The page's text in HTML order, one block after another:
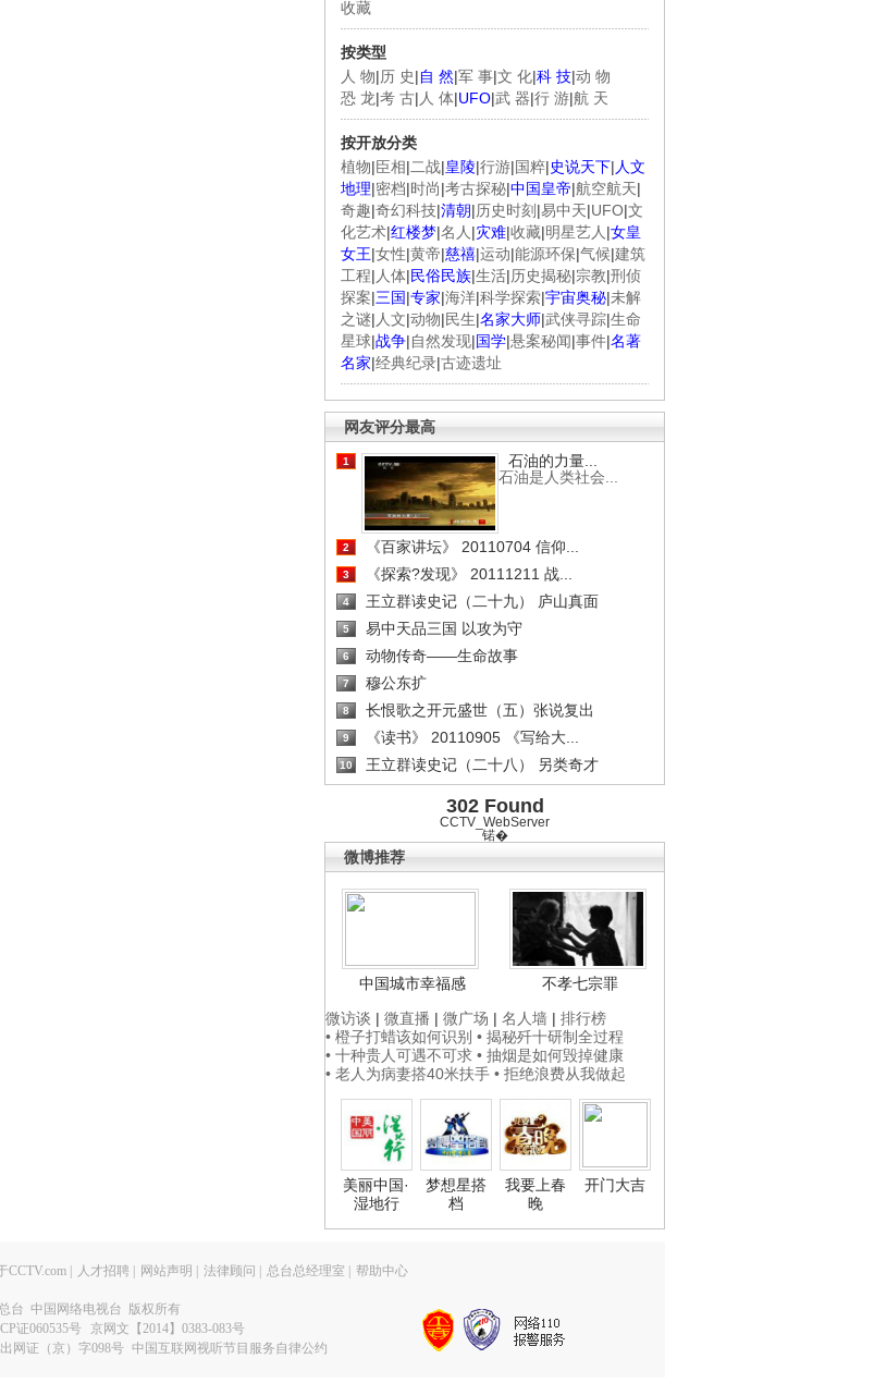
收藏
按类型
人 物|历 史|自 然|军 事|文 化|科 技|动 物
恐 龙|考 古| 人 体|UFO|武 器|行 游|航 天
按开放分类
植物|臣相|二战|皇陵|行游|国粹|史说天下| 人文
地理|密档|时尚|考古探秘|中国皇帝|航空航天|
奇趣|奇幻科技|清朝|历史时刻 |易中天|UFO|文
化艺术|红楼梦|名人 |灾难|收藏|明星艺人 |女皇
女王|女性|黄帝|慈禧|运动|能源环保|气候|建筑
工程| 人体|民俗民族|生活|历史揭秘|宗教|刑侦
探案|三国|专家|海洋|科学探索|宇宙奥秘|未解
之谜| 人文|动物|民生|名家大师|武侠寻踪|生命
星球|战争|自然发现|国学|悬案秘闻|事件|名著
名家|经典纪录|古迹遗址
网友评分最高
1
石油的力量...
石油是人类社会...
2 《百家讲坛》 20110704 信仰...
3 《探索?发现》 20111211 战...
4 王立群读史记（二十九） 庐山真面
5 易中天品三国 以攻为守
6 动物传奇——生命故事
7 穆公东扩
8 长恨歌之开元盛世（五）张说复出
9 《读书》 20110905 《写给大...
10 王立群读史记（二十八） 另类奇才
302 Found
CCTV_WebServer
锘�
微博推荐
中国城市幸福感
不孝七宗罪
微访谈 | 微直播 | 微广场 | 名人墙 | 排行榜
• 橙子打蜡该如何识别 • 揭秘歼十研制全过程
• 十种贵人可遇不可求 • 抽烟是如何毁掉健康
• 老人为病妻搭40米扶手 • 拒绝浪费从我做起
美丽中国·
湿地行
梦想星搭
档
我要上春
晚
开门大吉
CCTV.com 人才招聘 网站声明 法律顾问 总台总经理室 帮助中心
台 中国网络电视台 版权所有
证060535号
京网文【2014】0383-083号
网证（京）字098号 中国互联网视听节目服务自律公约